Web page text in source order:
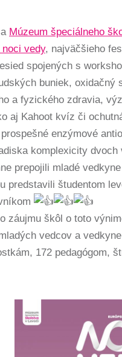
Múzeum špeciálneho
vedy, najväčšieho
spojených s
buniek, oxidačný
a fyzického zdravia,
aj Kahoot kvíz či
enzýmové
komplexicity
prepojili mladé vedkyne
predstavili študentom
záujmu škôl o toto
vedcov a
172 pedagógom,